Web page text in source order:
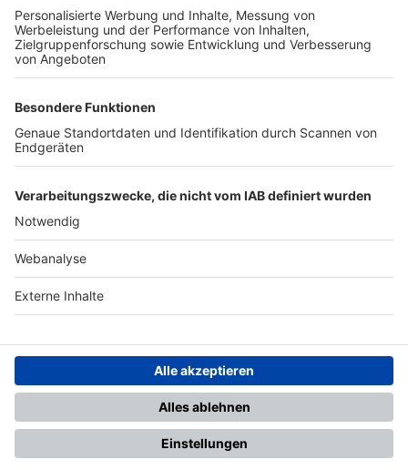
TOP-PARTNER
Nutzungsbedingungen Datenschutz Impressum